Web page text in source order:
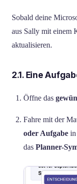
Sobald deine
aus Sally mit einem
aktualisieren.
2.1. Eine
Öffne das
Fahre mit der
oder Aufgabe in
das Planner-